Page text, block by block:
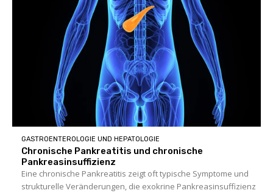
GASTROENTEROLOGIE UND HEPATOLOGIE
Chronische Pankreatitis und chronische
Pankreasinsuffizienz
Eine chronische Pankreatitis zeigt oft typische Symptome und
strukturelle Veränderungen, die exokrine Pankreasinsuffizienz